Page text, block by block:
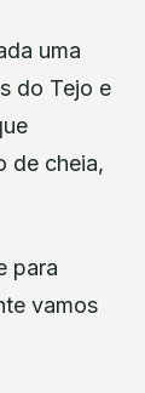
uma
do Tejo e
de cheia,
para
vamos